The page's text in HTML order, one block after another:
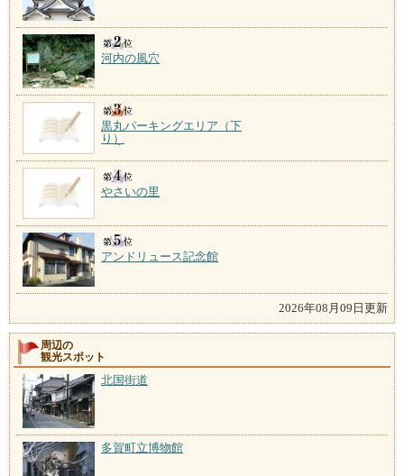
河内の風穴
黒丸パーキングエリア（下
り）
やさいの里
アンドリュース記念館
2026年08月09日更新
周辺の
観光スポット
北国街道
多賀町立博物館